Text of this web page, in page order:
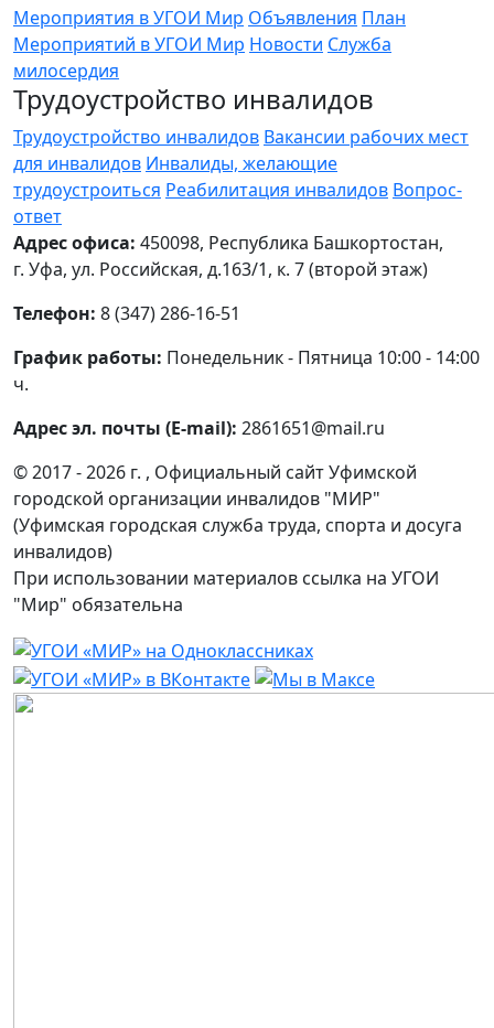
Мероприятия в УГОИ Мир Объявления План
Мероприятий в УГОИ Мир Новости Служба
милосердия
Трудоустройство инвалидов
Трудоустройство инвалидов Вакансии рабочих мест
для инвалидов Инвалиды, желающие
трудоустроиться Реабилитация инвалидов Вопрос-
ответ
Адрес офиса: 450098, Республика Башкортостан,
г. Уфа, ул. Российская, д.163/1, к. 7 (второй этаж)
Телефон: 8 (347) 286-16-51
График работы: Понедельник - Пятница 10:00 - 14:00
ч.
Адрес эл. почты (E-mail): 2861651@mail.ru
© 2017 - 2026 г. , Официальный сайт Уфимской
городской организации инвалидов "МИР"
(Уфимская городская служба труда, спорта и досуга
инвалидов)
При использовании материалов ссылка на УГОИ
"Мир" обязательна